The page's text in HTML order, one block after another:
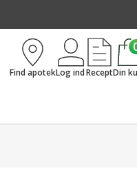
Find apotekLog indReceptDin